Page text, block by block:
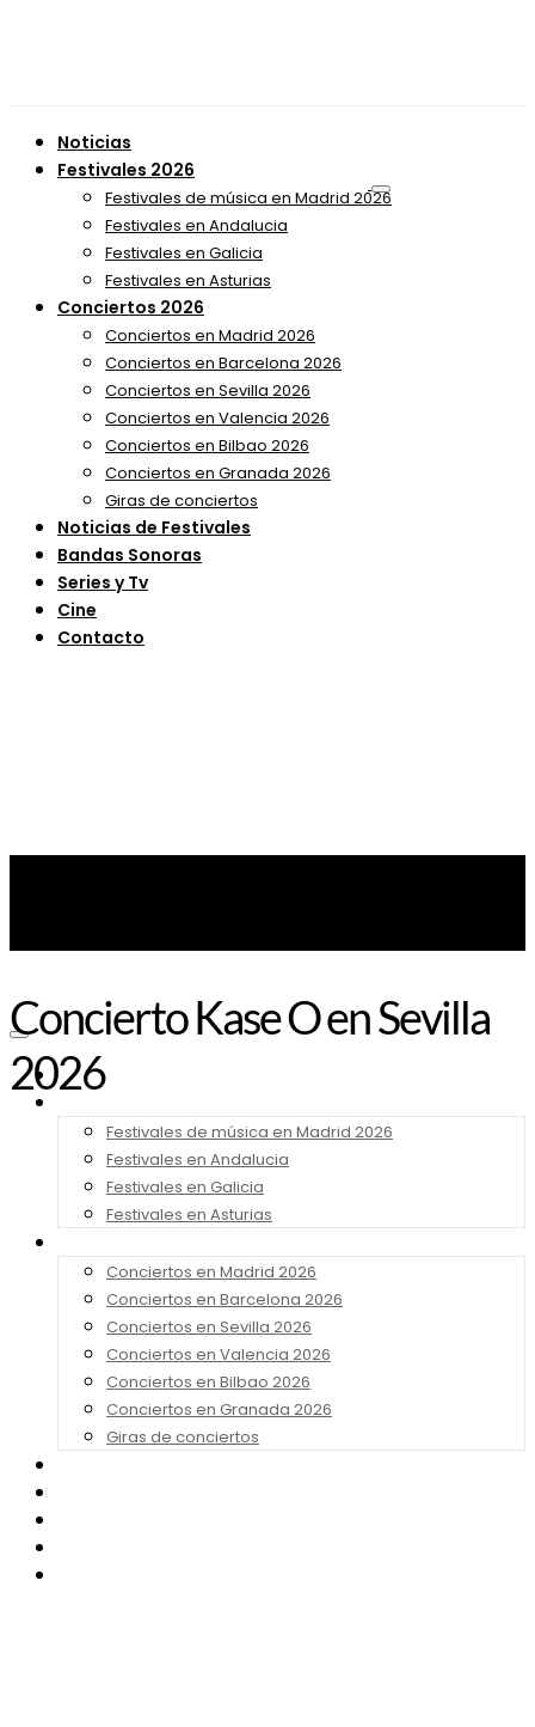
Noticias
Festivales 2026
Festivales de música en Madrid 2026
Festivales en Andalucia
Festivales en Galicia
Festivales en Asturias
Conciertos 2026
Conciertos en Madrid 2026
Conciertos en Barcelona 2026
Conciertos en Sevilla 2026
Conciertos en Valencia 2026
Conciertos en Bilbao 2026
Conciertos en Granada 2026
Giras de conciertos
Noticias de Festivales
Bandas Sonoras
Series y Tv
Cine
Contacto
Noticias
Festivales de música en Madrid 2026
Festivales en Andalucia
Festivales en Galicia
Festivales en Asturias
Conciertos en Madrid 2026
Conciertos en Barcelona 2026
Conciertos en Sevilla 2026
Conciertos en Valencia 2026
Conciertos en Bilbao 2026
Conciertos en Granada 2026
Giras de conciertos
Concierto Kase O en Sevilla
2026